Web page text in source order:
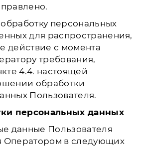
персональных
для распространения,
действие с момента
требования,
4.4. настоящей
обработки
Пользователя.
персональных данных
данные Пользователя
Оператором в следующих